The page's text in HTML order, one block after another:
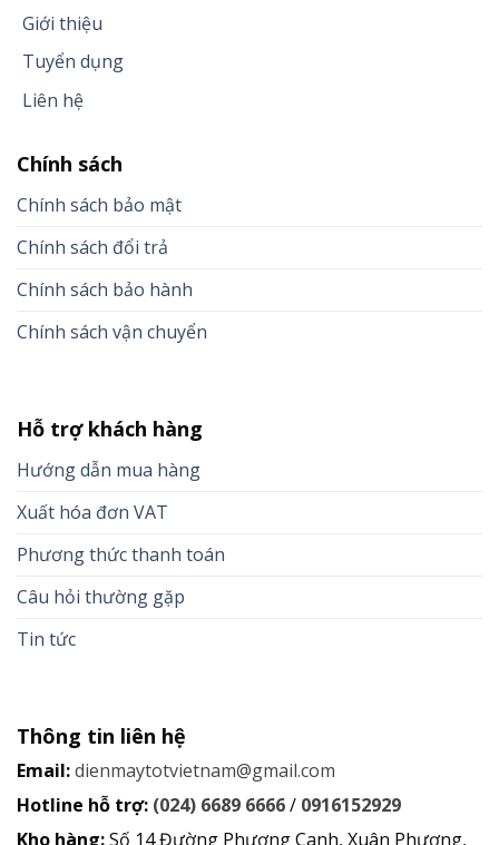
Giới thiệu
Tuyển dụng
Liên hệ
Chính sách
Chính sách bảo mật
Chính sách đổi trả
Chính sách bảo hành
Chính sách vận chuyển
Hỗ trợ khách hàng
Hướng dẫn mua hàng
Xuất hóa đơn VAT
Phương thức thanh toán
Câu hỏi thường gặp
Tin tức
Thông tin liên hệ
Email:dienmaytotvietnam@gmail.com
Hotline hỗ trợ: (024) 6689 6666/ 0916152929
Kho hàng:Số 14 Đường Phương Canh, Xuân Phương,